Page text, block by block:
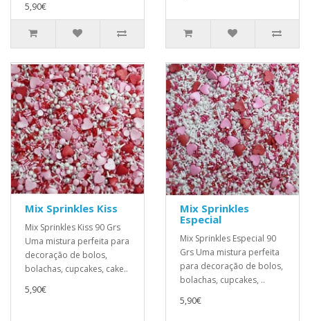
5,90€
Mix Sprinkles Kiss
Mix Sprinkles Kiss 90 Grs
Uma mistura perfeita para
decoração de bolos,
bolachas, cupcakes, cake..
5,90€
Mix Sprinkles
Especial
Mix Sprinkles Especial 90
Grs Uma mistura perfeita
para decoração de bolos,
bolachas, cupcakes, ..
5,90€